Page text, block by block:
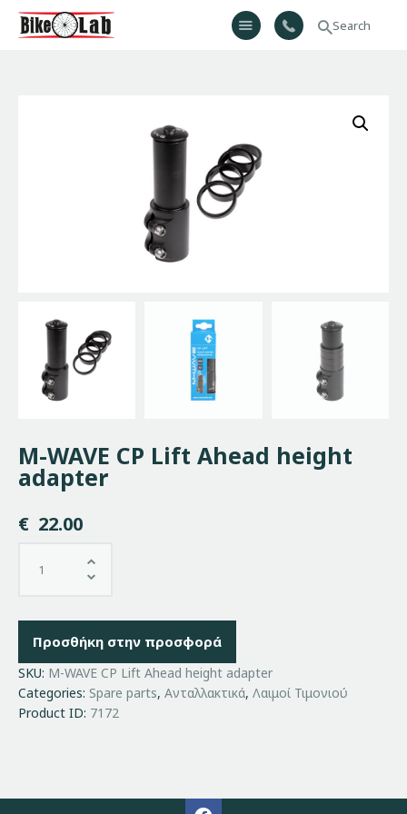
Bikelab
Σχετικά Με Εμάς
Προϊόντα
Υπηρεσίες
Επικοινωνία
M-WAVE CP Lift Ahead height
adapter
€ 22.00
Προσθήκη στην προσφορά
SKU: M-WAVE CP Lift Ahead height adapter
Categories: Spare parts, Ανταλλακτικά, Λαιμοί Τιμονιού
Product ID: 7172